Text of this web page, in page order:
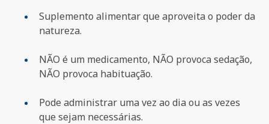
Suplemento alimentar que aproveita o poder da
natureza.
NÃO é um medicamento, NÃO provoca sedação,
NÃO provoca habituação.
Pode administrar uma vez ao dia ou as vezes
que sejam necessárias.